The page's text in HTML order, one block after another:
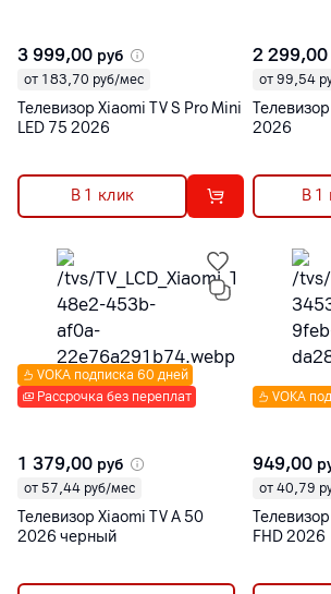
3 999,00 руб
от 183,70 руб/мес
Телевизор Xiaomi TV S Pro Mini
LED 75 2026
В 1 клик
2 299,00
от 99,54
2026
В 1
Рассрочка без переплат
VOKA подписка 60 дней
1 379,00 руб
от 57,44 руб/мес
Телевизор Xiaomi TV A 50
2026 черный
VOKA
949,00
от 40,79
FHD 2026